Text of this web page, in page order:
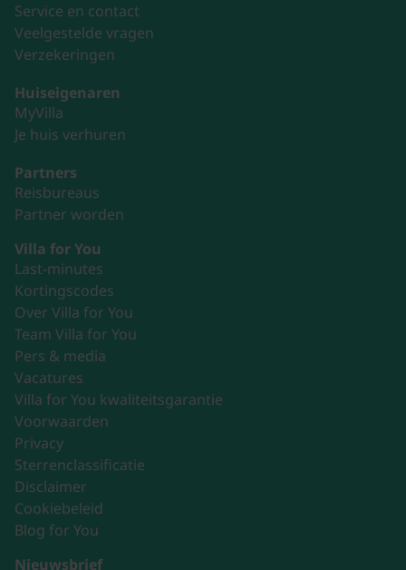
Service en contact
Veelgestelde vragen
Verzekeringen
Huiseigenaren
MyVilla
Je huis verhuren
Partners
Reisbureaus
Partner worden
Villa for You
Last-minutes
Kortingscodes
Over Villa for You
Team Villa for You
Pers & media
Vacatures
Villa for You kwaliteitsgarantie
Voorwaarden
Privacy
Sterrenclassificatie
Disclaimer
Cookiebeleid
Blog for You
Nieuwsbrief